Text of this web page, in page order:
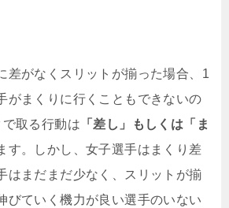
差がなくスリットが揃った場合、1
がまくりに行くこともできないの
取る行動は 「差し」もしくは「ま
す。しかし、女子選手はまくり差
はまだまだ少なく、スリットが揃
びていく機力が良い選手のいない